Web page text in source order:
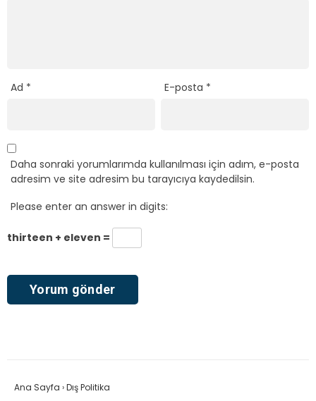
Ad * E-posta *
Daha sonraki yorumlarımda kullanılması için adım, e-posta
adresim ve site adresim bu tarayıcıya kaydedilsin.
Please enter an answer in digits:
thirteen + eleven =
Ana Sayfa ›Dış Politika